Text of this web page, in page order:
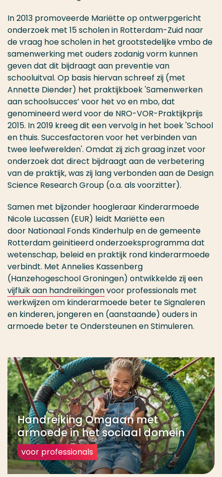
In 2013 promoveerde Mariëtte op ontwerpgericht
onderzoek met 15 scholen in Rotterdam-Zuid naar
de vraag hoe scholen in het grootstedelijke vmbo de
samenwerking met ouders zodanig vorm kunnen
geven dat dit bijdraagt aan preventie van
schooluitval. Op basis hiervan schreef zij (met
Annette Diender) het praktijkboek 'Samenwerken
aan schoolsucces’ voor het vo en mbo, dat
genomineerd werd voor de NRO-VOR-Praktijkprijs
2015. In 2019 kreeg dit een vervolg in het boek 'School
en thuis. Succesfactoren voor het verbinden van
twee leefwerelden'. Omdat zij zich graag inzet voor
onderzoek dat direct bijdraagt aan de verbetering
van de praktijk, was zij lang verbonden aan de Design
Science Research Group (o.a. als voorzitter).
Samen met bijzonder hoogleraar Kinderarmoede
Nicole Lucassen (EUR) leidt Mariëtte een
door Nationaal Fonds Kinderhulp en de gemeente
Rotterdam geinitieerd onderzoeksprogramma dat
wetenschap, beleid en praktijk rond kinderarmoede
verbindt. Met Annelies Kassenberg
(Hanzehogeschool Groningen) ontwikkelde zij een
vijfluik aan handreikingenvoor professionals met
werkwijzen om kinderarmoede beter te Signaleren
en kinderen, jongeren en (aanstaande) ouders in
armoede beter te Ondersteunen en Stimuleren.
Handreiking Omgaan met
armoede in het sociaal domein
voor professionals